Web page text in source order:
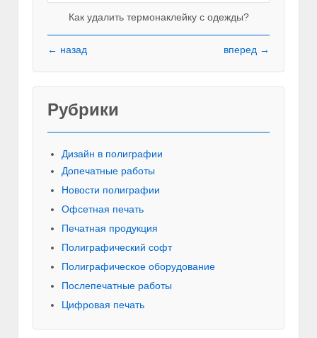
Как удалить термонаклейку с одежды?
← назад вперед →
Рубрики
Дизайн в полиграфии
Допечатные работы
Новости полиграфии
Офсетная печать
Печатная продукция
Полиграфический софт
Полиграфическое оборудование
Послепечатные работы
Цифровая печать